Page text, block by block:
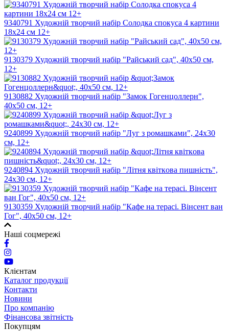
9340791 Художній творчий набір Солодка спокуса 4 картини
18х24 см 12+
9130379 Художній творчий набір "Райський сад", 40х50 см,
12+
9130882 Художній творчий набір "Замок Гогенцоллерн",
40х50 см, 12+
9240899 Художнiй творчий набiр "Луг з ромашками", 24х30
см, 12+
9240894 Художнiй творчий набiр "Лiтня квіткoвa пишнiсть",
24х30 см, 12+
9130359 Художній творчий набір "Кафе на терасі. Вінсент ван
Гог", 40х50 см, 12+
Наші соцмережі
Клієнтам
Каталог продукції
Контакти
Новини
Про компанію
Фінансова звітність
Покупцям